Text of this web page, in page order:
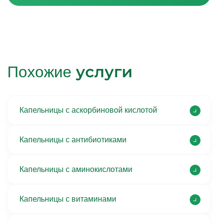
Похожие услуги
Капельницы с аскорбиновой кислотой
Капельницы с антибиотиками
Капельницы с аминокислотами
Капельницы с витаминами